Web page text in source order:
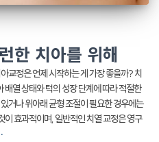
한 치아를 위해
교정은 언제 시작하는 게 가장 좋을까? 치
열 상태와 턱의 성장 단계에 따라 적절한
거나 위아래 균형 조절이 필요한 경우에는
효과적이며, 일반적인 치열 교정은 영구